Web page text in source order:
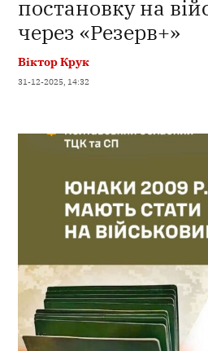
постановку на
через «Резерв+»
Віктор Крук
31-12-2025, 14:32